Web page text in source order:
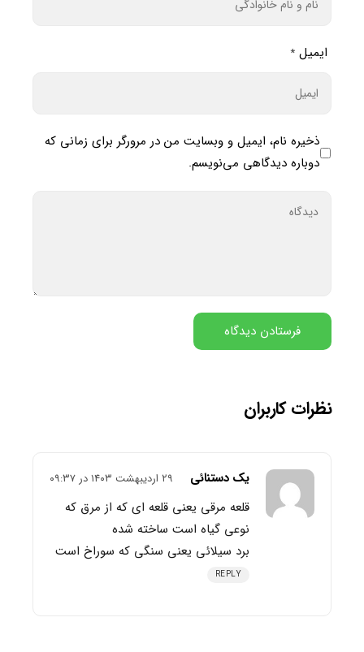
ایمیل *
ذخیره نام، ایمیل و وبسایت من در مرورگر برای زمانی که
دوباره دیدگاهی می‌نویسم.
نظرات کاربران
یک دستنائی ۲۹ اردیبهشت ۱۴۰۳ در ۰۹:۳۷
قلعه مرقی یعنی قلعه ای که از مرق که
نوعی گیاه است ساخته شده
برد سیلائی یعنی سنگی که سوراخ است
REPLY